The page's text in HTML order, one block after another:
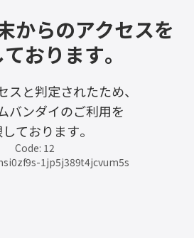
からのアクセスを
おります。
スと判定されたため、
バンダイのご利用を
ております。
Code: 12
1jp5j389t4jcvum5s